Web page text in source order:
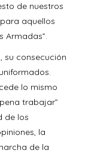
de nuestros
aquellos
Armadas”.
su consecución
lo mismo
trabajar”
de los
la
de la